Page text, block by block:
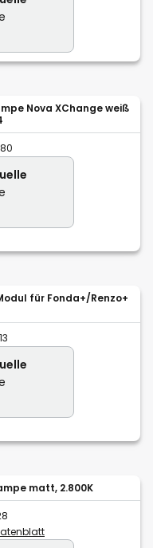
Nova XChange weiß
für Fonda+/Renzo+
matt, 2.800K